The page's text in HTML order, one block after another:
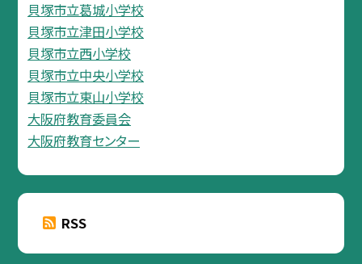
貝塚市立葛城小学校
貝塚市立津田小学校
貝塚市立西小学校
貝塚市立中央小学校
貝塚市立東山小学校
大阪府教育委員会
大阪府教育センター
RSS